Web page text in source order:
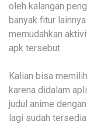
oleh kalangan
banyak fitur
memudahkan
apk tersebut.
Kalian bisa
karena didalam
judul anime
lagi sudah